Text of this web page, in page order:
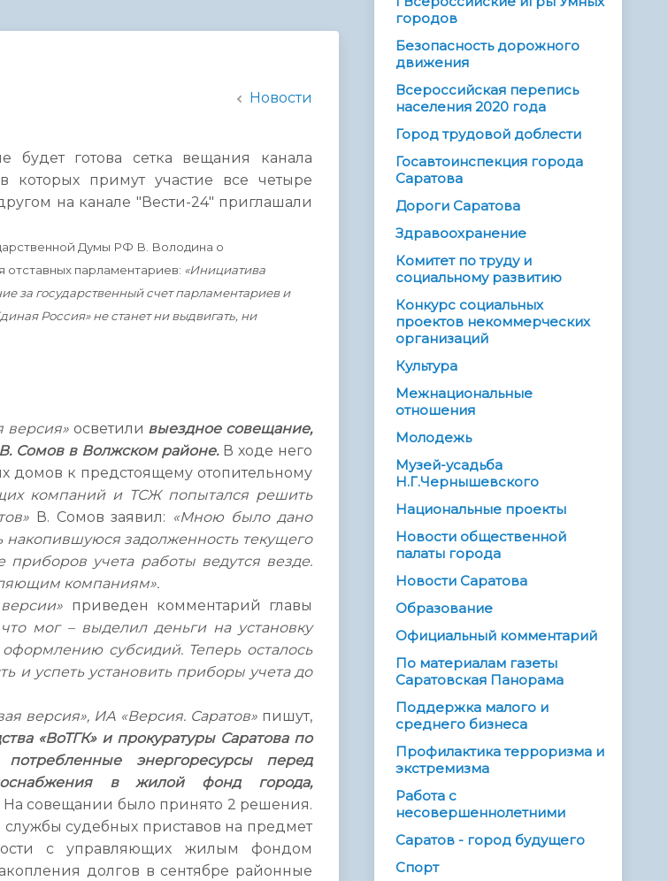
Новости
готова сетка вещания канала
которых примут участие все четыре
на канале "Вести-24" приглашали
Думы РФ В. Володина о
парламентариев: «Инициатива
за государственный счет парламентариев и
Россия» не станет ни выдвигать, ни
версия»осветили выездное совещание,
Сомов в Волжском районе. В ходе него
домов к предстоящему отопительному
компаний и ТСЖ попытался решить
В. Сомов заявил: «Мною было дано
задолженность текущего
учета работы ведутся везде.
компаниям».
приведен комментарий главы
мог – выделил деньги на установку
субсидий. Теперь осталось
успеть установить приборы учета до
версия», ИА «Версия. Саратов»пишут,
«ВоТГК» и прокуратуры Саратова по
энергоресурсы перед
в жилой фонд города,
На совещании было принято 2 решения.
судебных приставов на предмет
с управляющих жилым фондом
долгов в сентябре районные
городов
Безопасность дорожного
движения
Всероссийская перепись
населения 2020 года
Город трудовой доблести
Госавтоинспекция города
Саратова
Дороги Саратова
Здравоохранение
Комитет по труду и
социальному развитию
Конкурс социальных
проектов некоммерческих
организаций
Культура
Межнациональные
отношения
Молодежь
Музей-усадьба
Н.Г.Чернышевского
Национальные проекты
Новости общественной
палаты города
Новости Саратова
Образование
Официальный комментарий
По материалам газеты
Саратовская Панорама
Поддержка малого и
среднего бизнеса
Профилактика терроризма и
экстремизма
Работа с
несовершеннолетними
Саратов - город будущего
Спорт